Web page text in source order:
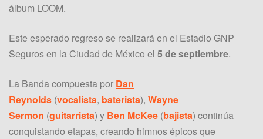
álbum LOOM.
Este esperado regreso se realizará en el Estadio GNP
Seguros en la Ciudad de México el 5 de septiembre.
La Banda compuesta por Dan
Reynolds (vocalista, baterista), Wayne
Sermon (guitarrista) y Ben McKee (bajista) continúa
conquistando etapas, creando himnos épicos que